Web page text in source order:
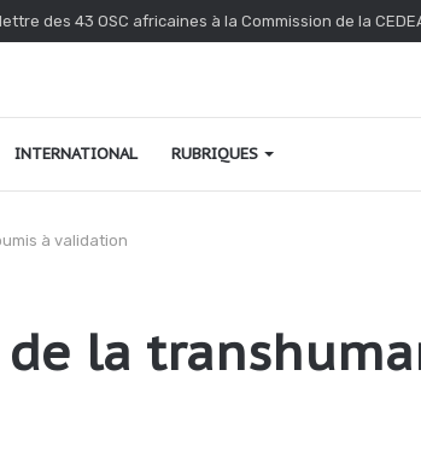
des 43 OSC africaines à la Commission de la
INTERNATIONAL RUBRIQUES
à validation
la